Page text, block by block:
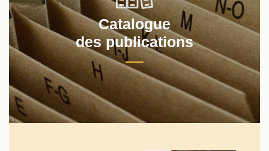
Catalogue
des publications